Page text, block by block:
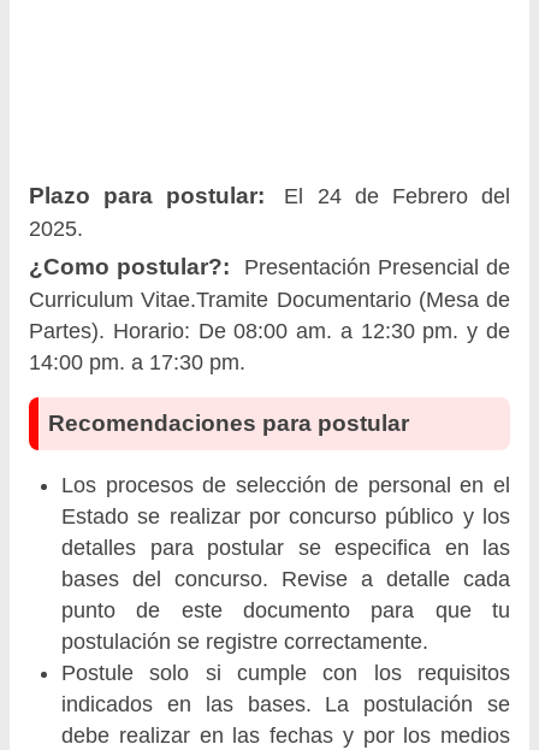
Plazo para postular:
El 24 de Febrero del
2025.
¿Como postular?:
Presentación Presencial de
Curriculum Vitae.Tramite Documentario (Mesa de
Partes). Horario: De 08:00 am. a 12:30 pm. y de
14:00 pm. a 17:30 pm.
Recomendaciones para postular
Los procesos de selección de personal en el
Estado se realizar por concurso público y los
detalles para postular se especifica en las
bases del concurso. Revise a detalle cada
punto de este documento para que tu
postulación se registre correctamente.
Postule solo si cumple con los requisitos
indicados en las bases. La postulación se
debe realizar en las fechas y por los medios